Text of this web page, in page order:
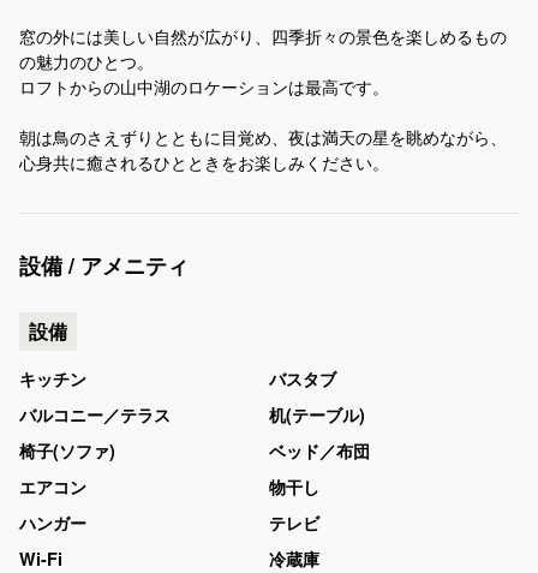
窓の外には美しい自然が広がり、四季折々の景色を楽しめるもの
の魅力のひとつ。
ロフトからの山中湖のロケーションは最高です。
朝は鳥のさえずりとともに目覚め、夜は満天の星を眺めながら、
設備 / アメニティ
設備
キッチン
バスタブ
バルコニー／テラス
机(テーブル)
椅子(ソファ)
ベッド／布団
エアコン
物干し
ハンガー
テレビ
Wi-Fi
冷蔵庫